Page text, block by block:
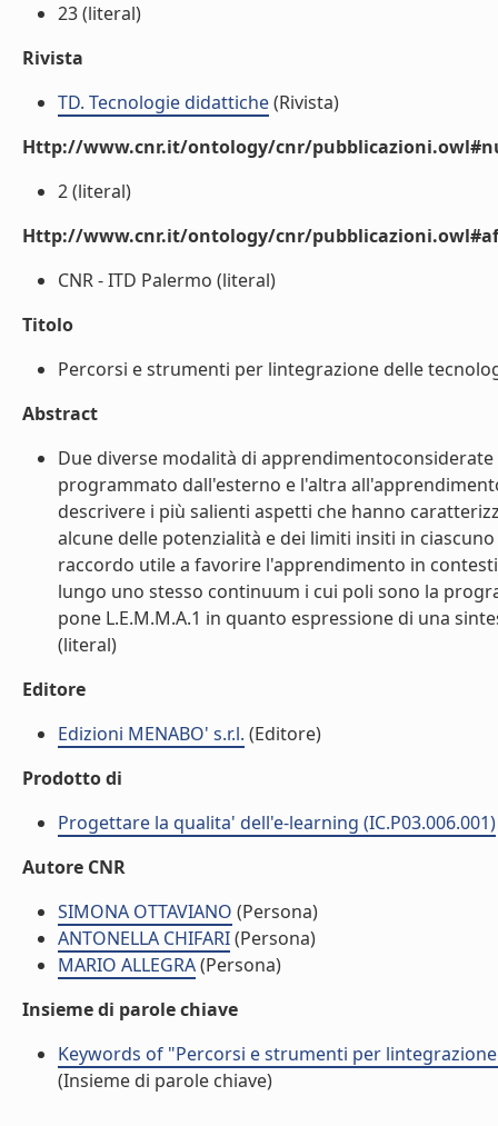
23 (literal)
Rivista
TD. Tecnologie didattiche(Rivista)
Http://www.cnr.it/ontology/cnr/
2 (literal)
Http://www.cnr.it/ontology/cnr/
CNR - ITD Palermo (literal)
Titolo
Percorsi e strumenti per lintegrazione delle
Abstract
Due diverse modalità di
programmato dall'esterno e l'altra
descrivere i più salienti aspetti che hanno
alcune delle potenzialità e dei limiti insiti in
raccordo utile a favorire l'apprendimento in
lungo uno stesso continuum i cui poli sono la
pone L.E.M.M.A.1 in quanto espressione di una
(literal)
Editore
Edizioni MENABO' s.r.l. (Editore)
Prodotto di
Progettare la qualita' dell'e-learning (IC.P03.006.001)
Autore CNR
SIMONA OTTAVIANO (Persona)
ANTONELLA CHIFARI(Persona)
MARIO ALLEGRA(Persona)
Insieme di parole chiave
Keywords of "Percorsi e strumenti per
(Insieme di parole chiave)